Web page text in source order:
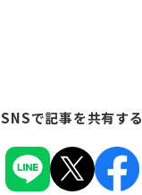
SNSで記事を共有する